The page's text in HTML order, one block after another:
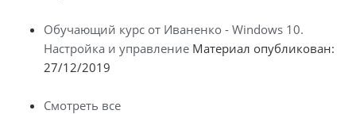
Обучающий курс от Иваненко - Windows 10.
Настройка и управление Материал опубликован:
27/12/2019
Смотреть все